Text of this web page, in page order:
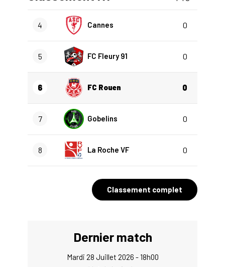
4 Cannes 0
5 FC Fleury 91 0
6 FC Rouen 0
7 Gobelins 0
8 La Roche VF 0
Classement complet
Dernier match
Mardi 28 Juillet 2026 - 18h00